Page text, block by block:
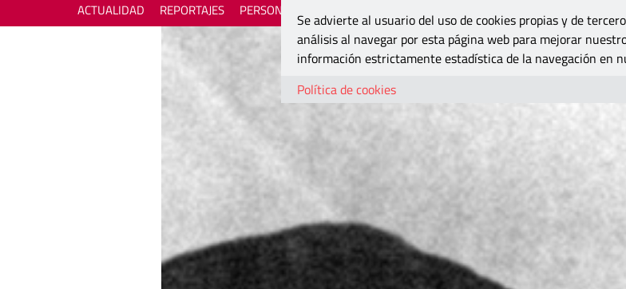
ACTUALIDAD REPORTAJES PERSONAJES
Se advierte al usuario del uso de cookies propias y de
análisis al navegar por esta página web para mejorar
información estrictamente estadística de la navegación en
Política de cookies